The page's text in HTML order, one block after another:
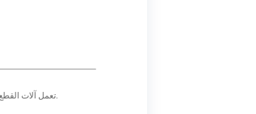
تعمل آلات القطع المدارية باستخدام رأس قطع دوار يتحرك حول أنبوب ثابت، بدلاً من تدوير الأنبوب نفسه. هذا الاختلاف الأساسي في التصميم هو المفتاح لتحقيق الدقة والاتساق.